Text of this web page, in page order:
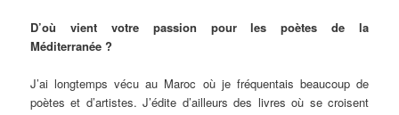
D’où vient votre passion pour les poètes de la
Méditerranée ?
J’ai longtemps vécu au Maroc où je fréquentais beaucoup de
poètes et d’artistes. J’édite d’ailleurs des livres où se croisent